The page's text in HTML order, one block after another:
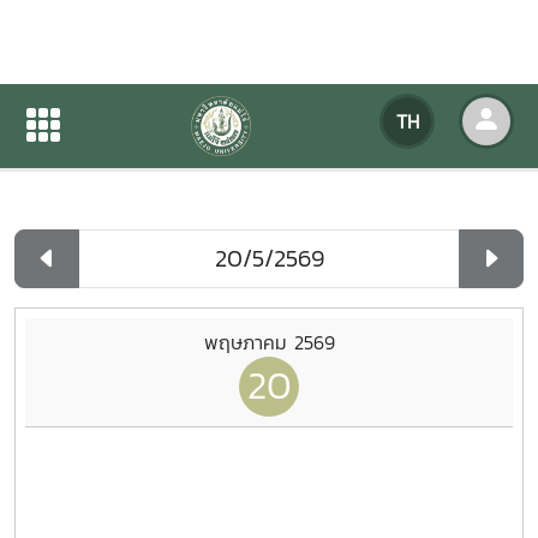
TH
ปฏิทินกิจกรรมของหน่วยงาน
ปฏิทินกิจกรรมของหน่วยงาน
พฤษภาคม 2569
20